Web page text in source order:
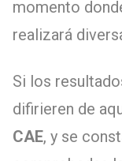
momento
realizará
Si los
difirieren de
CAE, y se